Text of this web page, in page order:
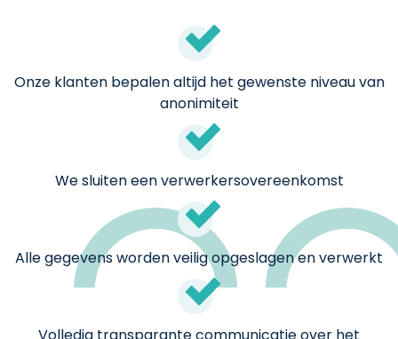
Onze klanten bepalen altijd het gewenste niveau van
anonimiteit
We sluiten een verwerkersovereenkomst
Alle gegevens worden veilig opgeslagen en verwerkt